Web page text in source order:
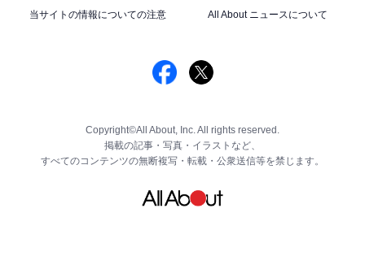
当サイトの情報についての注意
All About ニュースについて
Copyright©All About, Inc. All rights reserved.
掲載の記事・写真・イラストなど、
すべてのコンテンツの無断複写・転載・公衆送信等を禁じます。